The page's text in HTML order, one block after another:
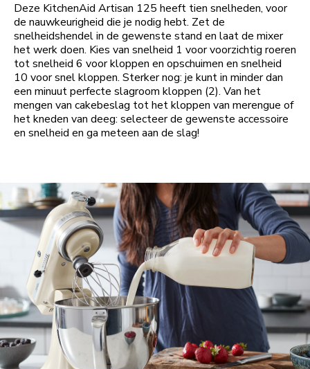
Deze KitchenAid Artisan 125 heeft tien snelheden, voor
de nauwkeurigheid die je nodig hebt. Zet de
snelheidshendel in de gewenste stand en laat de mixer
het werk doen. Kies van snelheid 1 voor voorzichtig roeren
tot snelheid 6 voor kloppen en opschuimen en snelheid
10 voor snel kloppen. Sterker nog: je kunt in minder dan
een minuut perfecte slagroom kloppen (2). Van het
mengen van cakebeslag tot het kloppen van merengue of
het kneden van deeg: selecteer de gewenste accessoire
en snelheid en ga meteen aan de slag!